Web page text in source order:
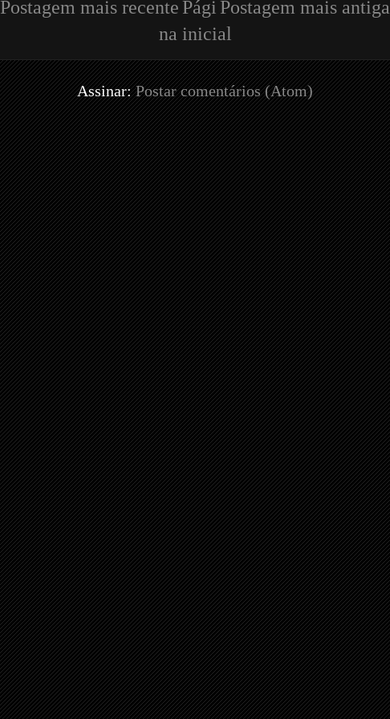
Postagem mais recente Postagem mais antiga
Pági
na inicial
Assinar:Postar comentários (Atom)